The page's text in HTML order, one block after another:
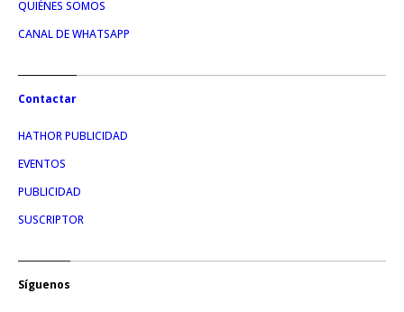
QUIÉNES SOMOS
CANAL DE WHATSAPP
Contactar
HATHOR PUBLICIDAD
EVENTOS
PUBLICIDAD
SUSCRIPTOR
Síguenos